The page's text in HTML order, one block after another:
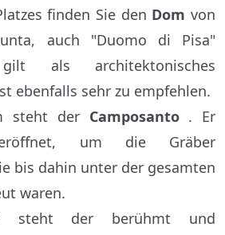
finden Sie den Domvon
auch "Duomo di Pisa"
als architektonisches
ebenfalls sehr zu empfehlen.
steht der Camposanto . Er
um die Gräber
bis dahin unter der gesamten
waren.
steht der berühmt und